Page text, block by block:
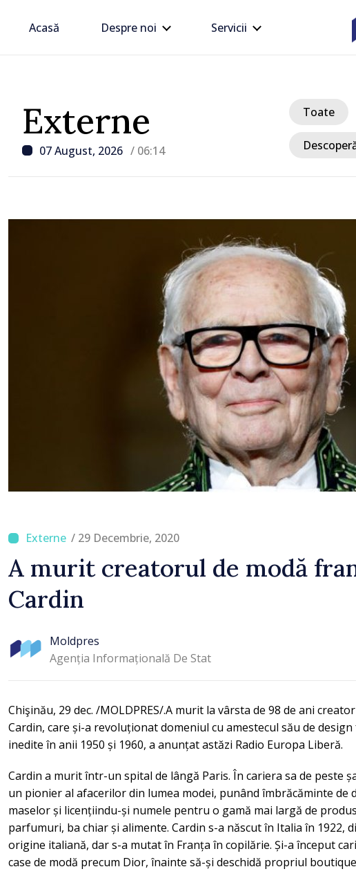
Acasă Despre noi Servicii
Externe
07 August, 2026 / 06:14
Toate
/ 29 Decembrie, 2020
A murit creatorul de modă
Cardin
Moldpres
Agenția Informațională De Stat
Chişinău, 29 dec. /MOLDPRES/.A murit la vârsta de 98 de ani
Cardin, care și-a revoluționat domeniul cu amestecul său de
inedite în anii 1950 și 1960, a anunțat astăzi Radio Europa Liberă.
Cardin a murit într-un spital de lângă Paris. În cariera sa de peste
un pionier al afacerilor din lumea modei, punând îmbrăcăminte de
maselor și licențiindu-și numele pentru o gamă mai largă de
parfumuri, ba chiar și alimente. Cardin s-a născut în Italia în 1922,
origine italiană, dar s-a mutat în Franța în copilărie. Și-a început
case de modă precum Dior, înainte să-și deschidă propriul
/ Acum 6 ore
Linia electrică de 330 kV Bălți–
Dnestrovsk, grav avariată în
calamităților naturale